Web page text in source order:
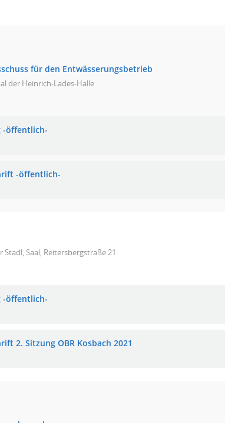
für den Entwässerungsbetrieb
der Heinrich-Lades-Halle
-öffentlich-
-öffentlich-
Stadl, Saal, Reitersbergstraße 21
-öffentlich-
2. Sitzung OBR Kosbach 2021